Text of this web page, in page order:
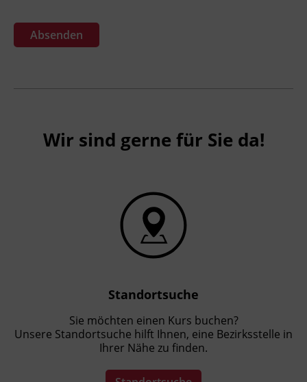
Absenden
Wir sind gerne für Sie da!
Standortsuche
Sie möchten einen Kurs buchen?
Unsere Standortsuche hilft Ihnen, eine Bezirksstelle in
Ihrer Nähe zu finden.